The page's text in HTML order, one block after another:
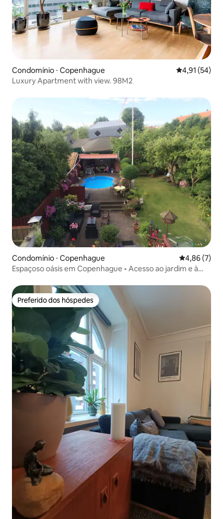
Condomínio ⋅ Copenhague 4,91 de uma
4,91 (54)
Luxury Apartment with view. 98M2
Condomínio ⋅ Copenhague 4,86 de uma
4,86 (7)
Espaçoso oásis em Copenhague • Acesso ao jardim e à
Preferido dos hóspedes
Preferido dos hóspedes